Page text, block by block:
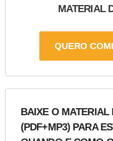
MATERIAL
QUERO
BAIXE O MATERIAL
(PDF+MP3) PARA